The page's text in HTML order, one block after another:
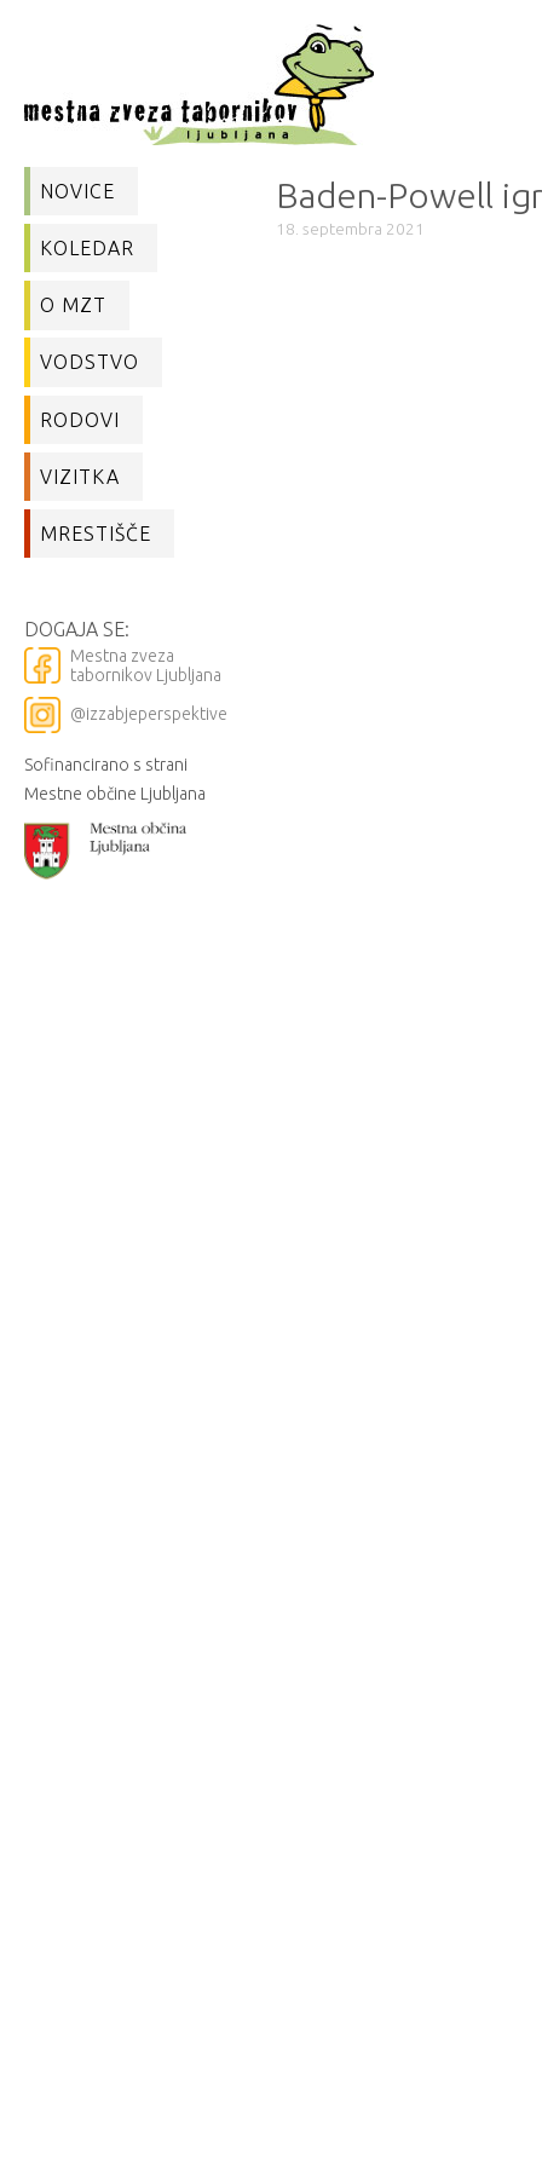
NOVICE
KOLEDAR
O MZT
VODSTVO
RODOVI
VIZITKA
MRESTIŠČE
DOGAJA SE:
Mestna zveza
tabornikov Ljubljana
@izzabjeperspektive
Sofinancirano s strani
Mestne občine Ljubljana
Baden-Powell
18. septembra 2021